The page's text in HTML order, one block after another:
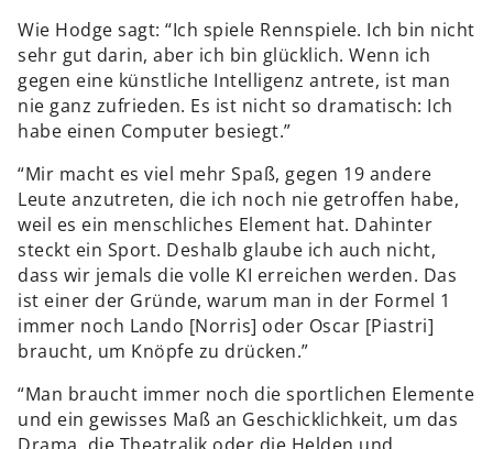
Wie Hodge sagt: “Ich spiele Rennspiele. Ich bin nicht
sehr gut darin, aber ich bin glücklich. Wenn ich
gegen eine künstliche Intelligenz antrete, ist man
nie ganz zufrieden. Es ist nicht so dramatisch: Ich
habe einen Computer besiegt.”
“Mir macht es viel mehr Spaß, gegen 19 andere
Leute anzutreten, die ich noch nie getroffen habe,
weil es ein menschliches Element hat. Dahinter
steckt ein Sport. Deshalb glaube ich auch nicht,
dass wir jemals die volle KI erreichen werden. Das
ist einer der Gründe, warum man in der Formel 1
immer noch Lando [Norris] oder Oscar [Piastri]
braucht, um Knöpfe zu drücken.”
“Man braucht immer noch die sportlichen Elemente
und ein gewisses Maß an Geschicklichkeit, um das